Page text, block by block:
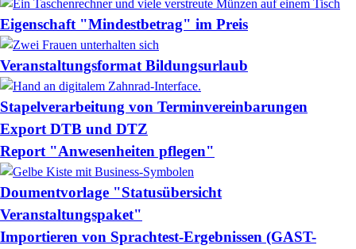
Eigenschaft "Mindestbetrag" im Preis
Veranstaltungsformat Bildungsurlaub
Stapelverarbeitung von Terminvereinbarungen
Export DTB und DTZ
Report "Anwesenheiten pflegen"
Doumentvorlage "Statusübersicht
Veranstaltungspaket"
Importieren von Sprachtest-Ergebnissen (GAST-